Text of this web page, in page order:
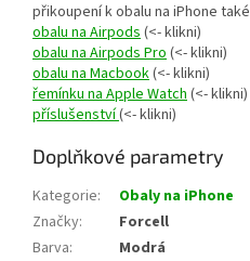
přikoupení k obalu na iPhone také
obalu na Airpods(<- klikni)
obalu na Airpods Pro(<- klikni)
obalu na Macbook(<- klikni)
řemínku na Apple Watch(<- klikni)
příslušenství(<- klikni)
Doplňkové parametry
Kategorie:
Obaly na iPhone
Značky:
Forcell
Barva:
Modrá